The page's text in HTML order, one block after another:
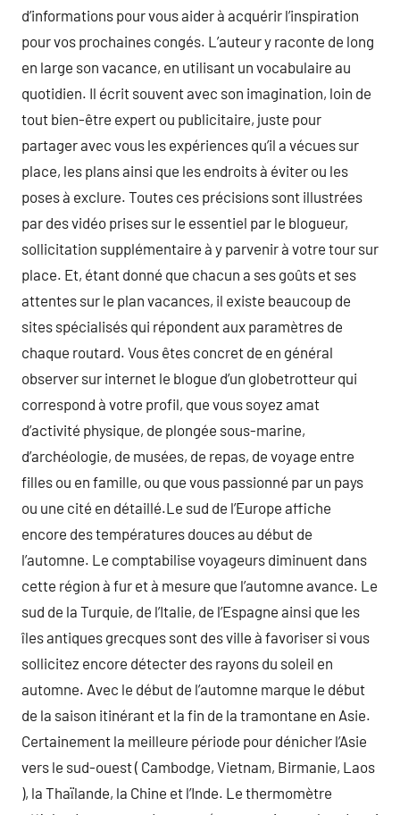
d’informations pour vous aider à acquérir l’inspiration
pour vos prochaines congés. L’auteur y raconte de long
en large son vacance, en utilisant un vocabulaire au
quotidien. Il écrit souvent avec son imagination, loin de
tout bien-être expert ou publicitaire, juste pour
partager avec vous les expériences qu’il a vécues sur
place, les plans ainsi que les endroits à éviter ou les
poses à exclure. Toutes ces précisions sont illustrées
par des vidéo prises sur le essentiel par le blogueur,
sollicitation supplémentaire à y parvenir à votre tour sur
place. Et, étant donné que chacun a ses goûts et ses
attentes sur le plan vacances, il existe beaucoup de
sites spécialisés qui répondent aux paramètres de
chaque routard. Vous êtes concret de en général
observer sur internet le blogue d’un globetrotteur qui
correspond à votre profil, que vous soyez amat
d’activité physique, de plongée sous-marine,
d’archéologie, de musées, de repas, de voyage entre
filles ou en famille, ou que vous passionné par un pays
ou une cité en détaillé.Le sud de l’Europe affiche
encore des températures douces au début de
l’automne. Le comptabilise voyageurs diminuent dans
cette région à fur et à mesure que l’automne avance. Le
sud de la Turquie, de l’Italie, de l’Espagne ainsi que les
îles antiques grecques sont des ville à favoriser si vous
sollicitez encore détecter des rayons du soleil en
automne. Avec le début de l’automne marque le début
de la saison itinérant et la fin de la tramontane en Asie.
Certainement la meilleure période pour dénicher l’Asie
vers le sud-ouest ( Cambodge, Vietnam, Birmanie, Laos
), la Thaïlande, la Chine et l’Inde. Le thermomètre